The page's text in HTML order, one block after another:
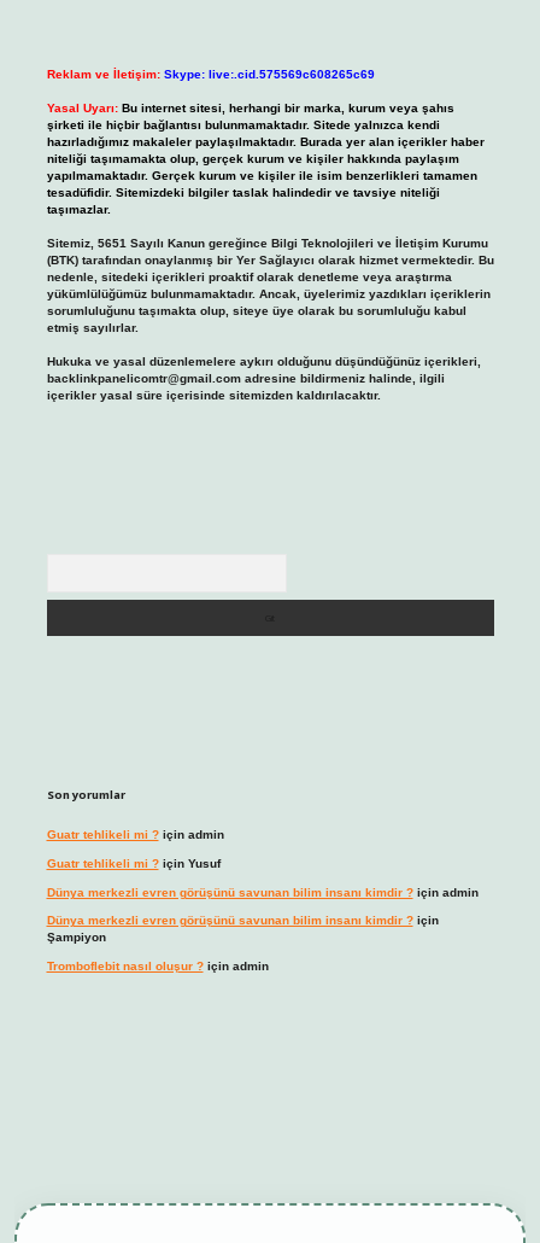
Reklam ve İletişim: Skype: live:.cid.575569c608265c69
Yasal Uyarı: Bu internet sitesi, herhangi bir marka, kurum veya şahıs
şirketi ile hiçbir bağlantısı bulunmamaktadır. Sitede yalnızca kendi
hazırladığımız makaleler paylaşılmaktadır. Burada yer alan içerikler haber
niteliği taşımamakta olup, gerçek kurum ve kişiler hakkında paylaşım
yapılmamaktadır. Gerçek kurum ve kişiler ile isim benzerlikleri tamamen
tesadüfidir. Sitemizdeki bilgiler taslak halindedir ve tavsiye niteliği
taşımazlar.
Sitemiz, 5651 Sayılı Kanun gereğince Bilgi Teknolojileri ve İletişim Kurumu
(BTK) tarafından onaylanmış bir Yer Sağlayıcı olarak hizmet vermektedir. Bu
nedenle, sitedeki içerikleri proaktif olarak denetleme veya araştırma
yükümlülüğümüz bulunmamaktadır. Ancak, üyelerimiz yazdıkları içeriklerin
sorumluluğunu taşımakta olup, siteye üye olarak bu sorumluluğu kabul
etmiş sayılırlar.
Hukuka ve yasal düzenlemelere aykırı olduğunu düşündüğünüz içerikleri,
backlinkpanelicomtr@gmail.comadresine bildirmeniz halinde, ilgili
içerikler yasal süre içerisinde sitemizden kaldırılacaktır.
Son yorumlar
Guatr tehlikeli mi ?için admin
Guatr tehlikeli mi ?için Yusuf
Dünya merkezli evren görüşünü savunan bilim insanı kimdir ?için admin
Dünya merkezli evren görüşünü savunan bilim insanı kimdir ?için
Şampiyon
Tromboflebit nasıl oluşur ?için admin